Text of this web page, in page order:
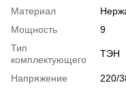
Материал
Мощность
9
Тип
комплектующего
ТЭН
Напряжение 220/